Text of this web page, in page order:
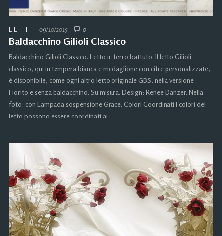
LETTI 09/10/2015 0
Baldacchino Gilioli Classico
Baldacchino Gilioli Classico. Letto in ferro battuto. Il letto Gilioli
classico, qui in tempera bianca e medaglione con cifre personalizzate,
è disponibile, come ogni altro letto originale GBS, nella versione
Fiorito e senza baldacchino. Su misura. Design: Renee Danzer. Nella
foto: con Lampada sospensione Grace. Colori Coordinati I colori del
letto possono essere coordinati ai…